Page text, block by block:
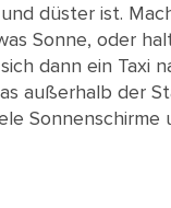
düster ist.
Sonne, oder
dann ein Taxi
außerhalb der
Sonnenschirme